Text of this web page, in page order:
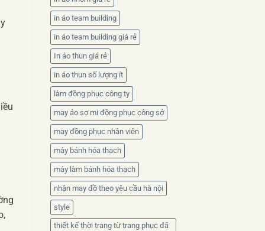
in áo team building
in áo team building giá rẻ
In áo thun giá rẻ
in áo thun số lượng ít
làm đồng phục công ty
may áo sơ mi đồng phục công sở
may đồng phục nhân viên
máy bánh hóa thạch
máy làm bánh hóa thạch
nhận may đồ theo yêu cầu hà nội
style
thiết kế thời trang từ trang phục đã